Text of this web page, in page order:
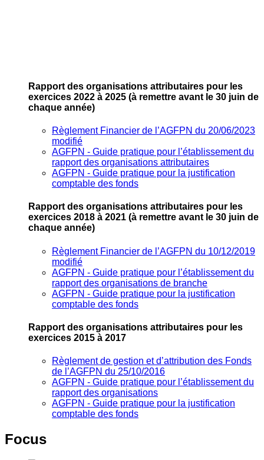
Rapport des organisations attributaires pour les
exercices 2022 à 2025 (à remettre avant le 30 juin de
chaque année)
Règlement Financier de l’AGFPN du 20/06/2023
modifié
AGFPN ‐ Guide pratique pour l’établissement du
rapport des organisations attributaires
AGFPN ‐ Guide pratique pour la justification
comptable des fonds
Rapport des organisations attributaires pour les
exercices 2018 à 2021 (à remettre avant le 30 juin de
chaque année)
Règlement Financier de l’AGFPN du 10/12/2019
modifié
AGFPN ‐ Guide pratique pour l’établissement du
rapport des organisations de branche
AGFPN ‐ Guide pratique pour la justification
comptable des fonds
Rapport des organisations attributaires pour les
exercices 2015 à 2017
Règlement de gestion et d’attribution des Fonds
de l’AGFPN du 25/10/2016
AGFPN ‐ Guide pratique pour l’établissement du
rapport des organisations
AGFPN ‐ Guide pratique pour la justification
comptable des fonds
Focus